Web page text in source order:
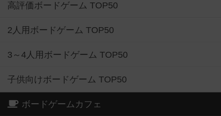
高評価ボードゲーム TOP50
2人用ボードゲーム TOP50
3～4人用ボードゲーム TOP50
子供向けボードゲーム TOP50
ボードゲームカフェ